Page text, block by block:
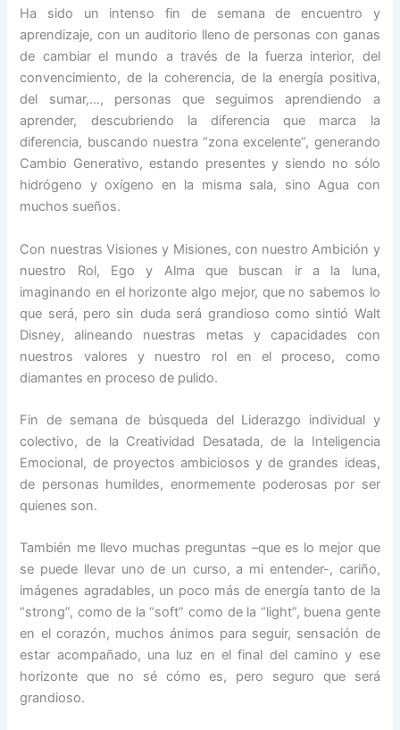
Ha sido un intenso fin de semana de encuentro y
aprendizaje, con un auditorio lleno de personas con ganas
de cambiar el mundo a través de la fuerza interior, del
convencimiento, de la coherencia, de la energía positiva,
del sumar,…, personas que seguimos aprendiendo a
aprender, descubriendo la diferencia que marca la
diferencia, buscando nuestra “zona excelente”, generando
Cambio Generativo, estando presentes y siendo no sólo
hidrógeno y oxígeno en la misma sala, sino Agua con
muchos sueños.
Con nuestras Visiones y Misiones, con nuestro Ambición y
nuestro Rol, Ego y Alma que buscan ir a la luna,
imaginando en el horizonte algo mejor, que no sabemos lo
que será, pero sin duda será grandioso como sintió Walt
Disney, alineando nuestras metas y capacidades con
nuestros valores y nuestro rol en el proceso, como
diamantes en proceso de pulido.
Fin de semana de búsqueda del Liderazgo individual y
colectivo, de la Creatividad Desatada, de la Inteligencia
Emocional, de proyectos ambiciosos y de grandes ideas,
de personas humildes, enormemente poderosas por ser
quienes son.
También me llevo muchas preguntas –que es lo mejor que
se puede llevar uno de un curso, a mi entender-, cariño,
imágenes agradables, un poco más de energía tanto de la
“strong”, como de la “soft” como de la “light”, buena gente
en el corazón, muchos ánimos para seguir, sensación de
estar acompañado, una luz en el final del camino y ese
horizonte que no sé cómo es, pero seguro que será
grandioso.